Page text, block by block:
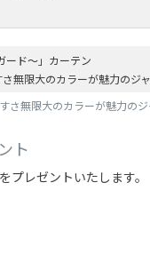
ード～」カーテン
無限大のカラーが魅力のジ
無限大のカラーが魅力の
ト
プレゼントいたします。